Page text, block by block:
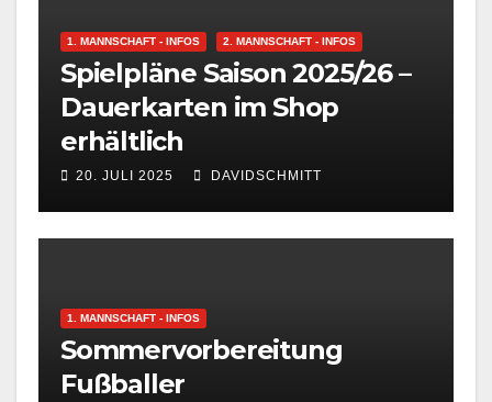
1. MANNSCHAFT - INFOS 2. MANNSCHAFT - INFOS
Spielpläne Saison 2025/26 –
Dauerkarten im Shop
erhältlich
20. JULI 2025 DAVIDSCHMITT
1. MANNSCHAFT - INFOS
Sommervorbereitung
Fußballer